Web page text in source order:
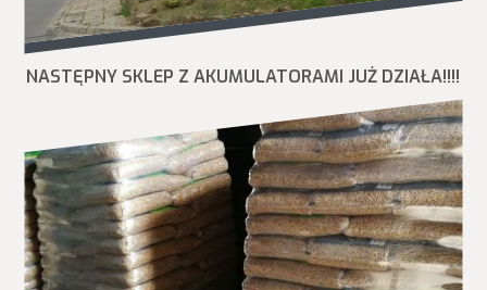
NASTĘPNY SKLEP Z AKUMULATORAMI JUŻ DZIAŁA!!!!